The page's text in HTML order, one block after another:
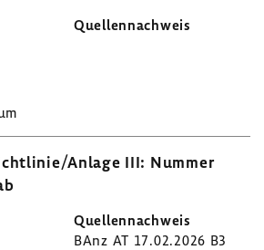
Anlage III: Nummer
BAnz AT 17.02.2026 B3